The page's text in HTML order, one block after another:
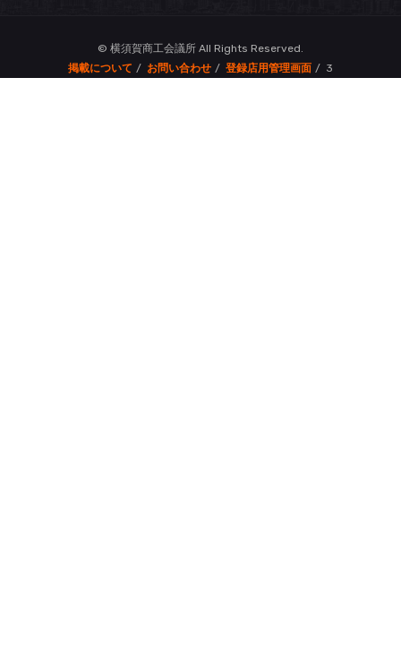
© 横須賀商工会議所 All Rights Reserved.
掲載について
お問い合わせ 登録店用管理画面 3